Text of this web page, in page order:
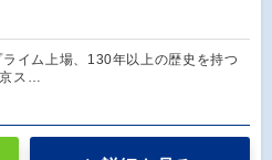
ライム上場、130年以上の歴史を持つ
ス…